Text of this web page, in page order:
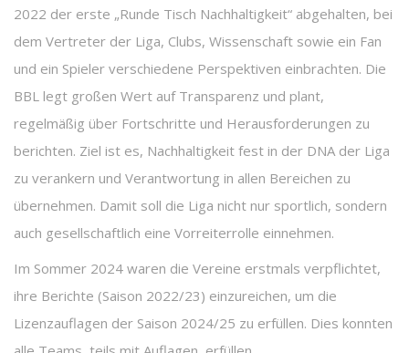
2022 der erste „Runde Tisch Nachhaltigkeit“ abgehalten, bei
dem Vertreter der Liga, Clubs, Wissenschaft sowie ein Fan
und ein Spieler verschiedene Perspektiven einbrachten. Die
BBL legt großen Wert auf Transparenz und plant,
regelmäßig über Fortschritte und Herausforderungen zu
berichten. Ziel ist es, Nachhaltigkeit fest in der DNA der Liga
zu verankern und Verantwortung in allen Bereichen zu
übernehmen. Damit soll die Liga nicht nur sportlich, sondern
auch gesellschaftlich eine Vorreiterrolle einnehmen.
Im Sommer 2024 waren die Vereine erstmals verpflichtet,
ihre Berichte (Saison 2022/23) einzureichen, um die
Lizenzauflagen der Saison 2024/25 zu erfüllen. Dies konnten